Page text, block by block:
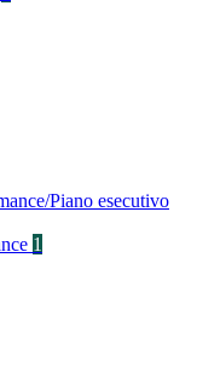
Piano esecutivo
1